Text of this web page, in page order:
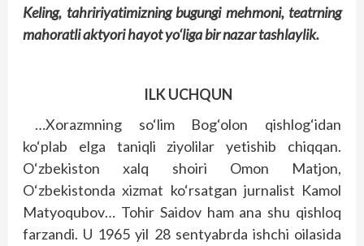
Keling, tahririyatimizning bugungi mehmoni, teatrning
mahoratli aktyori hayot yo‘liga bir nazar tashlaylik.
ILK UCHQUN
…Xorazmning so‘lim Bog‘olon qishlog‘idan
ko‘plab elga taniqli ziyolilar yetishib chiqqan.
O‘zbekiston xalq shoiri Omon Matjon,
O‘zbekistonda xizmat ko‘rsatgan jurnalist Kamol
Matyoqubov… Tohir Saidov ham ana shu qishloq
farzandi. U 1965 yil 28 sentyabrda ishchi oilasida